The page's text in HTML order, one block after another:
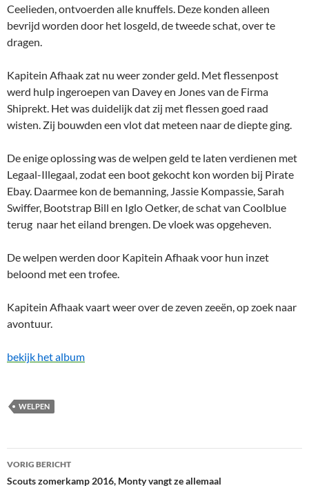
Ceelieden, ontvoerden alle knuffels. Deze konden alleen
bevrijd worden door het losgeld, de tweede schat, over te
dragen.
Kapitein Afhaak zat nu weer zonder geld. Met flessenpost
werd hulp ingeroepen van Davey en Jones van de Firma
Shiprekt. Het was duidelijk dat zij met flessen goed raad
wisten. Zij bouwden een vlot dat meteen naar de diepte ging.
De enige oplossing was de welpen geld te laten verdienen met
Legaal-Illegaal, zodat een boot gekocht kon worden bij Pirate
Ebay. Daarmee kon de bemanning, Jassie Kompassie, Sarah
Swiffer, Bootstrap Bill en Iglo Oetker, de schat van Coolblue
terug naar het eiland brengen. De vloek was opgeheven.
De welpen werden door Kapitein Afhaak voor hun inzet
beloond met een trofee.
Kapitein Afhaak vaart weer over de zeven zeeën, op zoek naar
avontuur.
bekijk het album
WELPEN
Bericht
navigatie
VORIG BERICHT
Scouts zomerkamp 2016, Monty vangt ze allemaal